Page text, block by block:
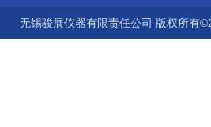
无锡骏展仪器有限责任公司 版权所有